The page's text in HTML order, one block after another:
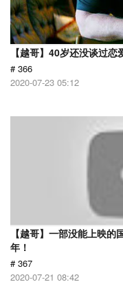
【越哥】40岁还没谈过
# 366
2020-07-23 05:12
【越哥】一部没能上映
年！
# 367
2020-07-21 08:42